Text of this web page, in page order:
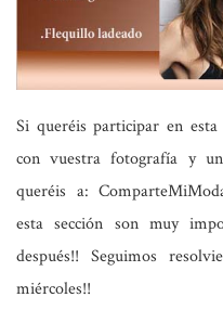
Si queréis participar en
con vuestra fotografía y
queréis a:
esta sección son muy
después!! Seguimos
miércoles!!